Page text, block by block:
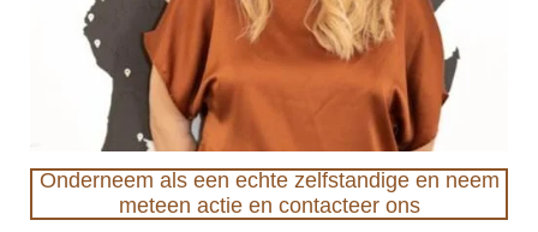
Onderneem als een echte zelfstandige en neem
meteen actie en contacteer ons